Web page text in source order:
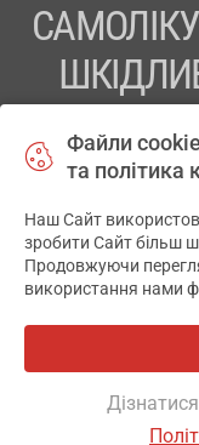
ПЕРЕД
ТОВ «АПТЕКА
© 2014-2026.
Файли cookie
та політика
Наш Сайт
зробити Сайт більш
Продовжуючи
використання нами